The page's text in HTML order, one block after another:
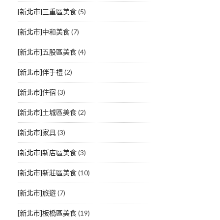
[新北市]三重區美食(5)
[新北市]中和美食(7)
[新北市]五股區美食(4)
[新北市]伴手禮(2)
[新北市]住宿 (3)
[新北市]土城區美食(2)
[新北市]家具(3)
[新北市]新店區美食(3)
[新北市]新莊區美食(10)
[新北市]旅遊(7)
[新北市]板橋區美食(19)